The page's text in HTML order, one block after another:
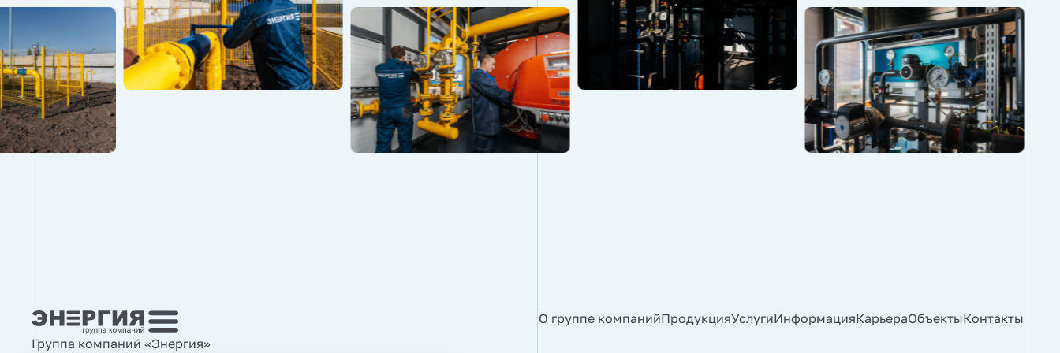
Группа компаний «Энергия»
О группе компанийПродукцияУслугиИнформацияКарьераОбъектыКонтакты